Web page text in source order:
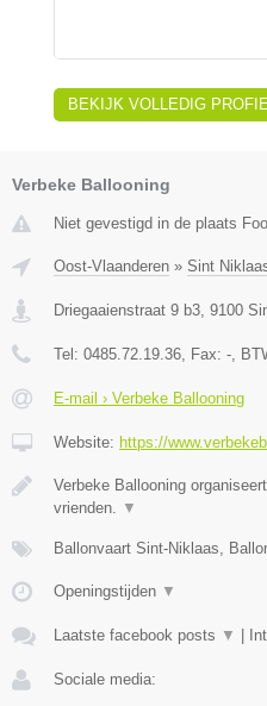
BEKIJK VOLLEDIG
Verbeke Ballooning
Niet gevestigd in de plaats
Oost-Vlaanderen » Sint
Driegaaienstraat 9 b3 9100
Tel: 0485.72.19.36 , Fax: - ,
E-mail › Verbeke Ballooning
Website: https://
Verbeke Ballooning
vrienden.
▼
Ballonvaart Sint-Niklaas,
Openingstijden ▼
Laatste facebook posts ▼ |
Sociale media: